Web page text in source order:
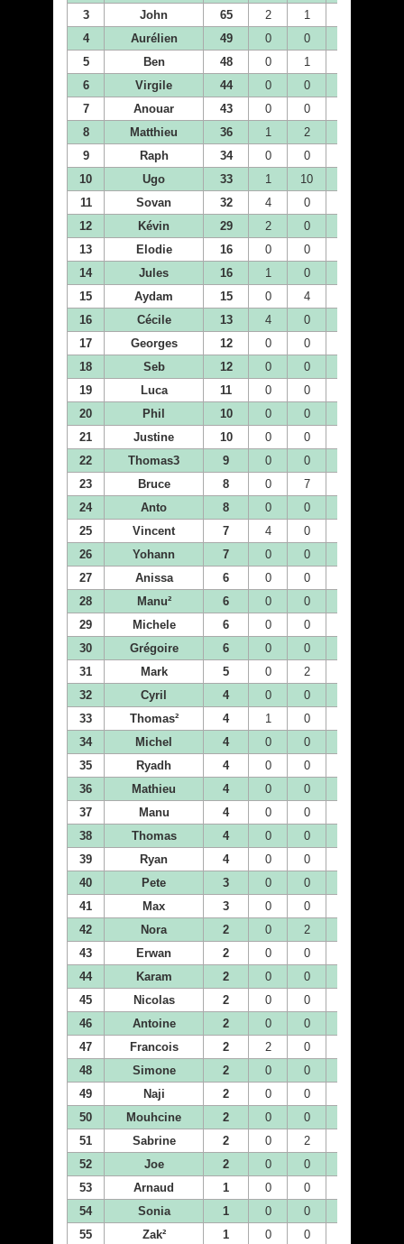
3
John 65 2 1
4
Aurélien 49 0 0
5
Ben 48 0 1
6
Virgile 44 0 0
7
Anouar 43 0 0
8
Matthieu 36 1 2
9
Raph 34 0 0
10
Ugo 33 1 10
11
Sovan 32 4 0
12
Kévin 29 2 0
13
Elodie 16 0 0
14
Jules 16 1 0
15
Aydam 15 0 4
16
Cécile 13 4 0
17
Georges 12 0 0
18
Seb 12 0 0
19
Luca 11 0 0
20
Phil 10 0 0
21
Justine 10 0 0
22
Thomas3 9 0 0
23
Bruce 8 0 7
24
Anto 8 0 0
25
Vincent 7 4 0
26
Yohann 7 0 0
27
Anissa 6 0 0
28
Manu² 6 0 0
29
Michele 6 0 0
30
Grégoire 6 0 0
31
Mark 5 0 2
32
Cyril 4 0 0
33
Thomas² 4 1 0
34
Michel 4 0 0
35
Ryadh 4 0 0
36
Mathieu 4 0 0
37
Manu 4 0 0
38
Thomas 4 0 0
39
Ryan 4 0 0
40
Pete 3 0 0
41
Max 3 0 0
42
Nora 2 0 2
43
Erwan 2 0 0
44
Karam 2 0 0
45
Nicolas 2 0 0
46
Antoine 2 0 0
47
Francois 2 2 0
48
Simone 2 0 0
49
Naji 2 0 0
50
Mouhcine 2 0 0
51
Sabrine 2 0 2
52
Joe 2 0 0
53
Arnaud 1 0 0
54
Sonia 1 0 0
55
Zak² 1 0 0